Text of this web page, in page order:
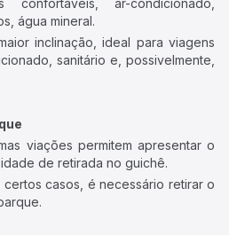
confortáveis, ar-condicionado,
água mineral.
inclinação, ideal para viagens
sanitário e, possivelmente,
viações permitem apresentar o
de retirada no guichê.
certos casos, é necessário retirar o